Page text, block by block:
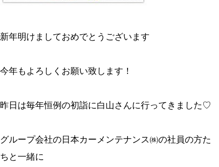
新年明けましておめでとうございます
今年もよろしくお願い致します！
昨日は毎年恒例の初詣に白山さんに行ってきました♡
グループ会社の日本カーメンテナンス㈱の社員の方た
ちと一緒に